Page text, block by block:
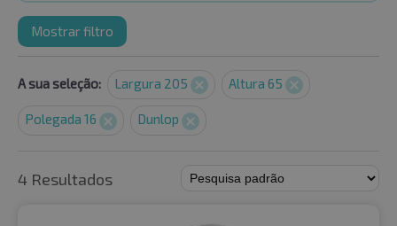
Mostrar filtro
A sua seleção: Largura 205 Altura 65
Polegada 16 Dunlop
4 Resultados